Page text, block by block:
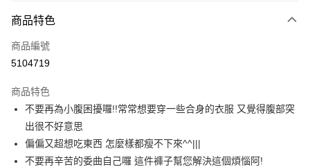
大哥付你分期
【大哥付你分期使用說明】
1.本服務由台灣大哥大提供，台灣大哥大用戶可立即使用無須另外申請。
流程，驗證手機門號後，選擇欲分期的期數、繳款截止日，確認付款後即完
成交易。
3.實際核准額度、可分期數及費用金額請依後續交易確認頁面所載為準。
4.訂單成立30分鐘內，如未前往確認交易或遇審核未通過，訂單將自動取
法說明評估內容。
【繳款方式說明】
AFTEE先享後付
【關於「AFTEE先享後付」】
AFTEE先享後付是「在收到商品之後才付款」的支付方式。 讓您購物簡單
便利好安心！
１．簡單：不需註冊會員、不需綁卡、不需儲值。
２．便利：只要手機號碼，簡訊認證，即可結帳。
３．安心：先確認商品／服務後，再付款。
全家取貨付款
商品特色
商品編號
5104719
商品特色
不要再為小腹困擾囉!!常常想要穿一些合身的衣服 又覺得腹部突
出很不好意思
偏偏又超想吃東西 怎麼樣都瘦不下來^^|||
不要再辛苦的委曲自己囉 這件褲子幫您解決這個煩惱阿!